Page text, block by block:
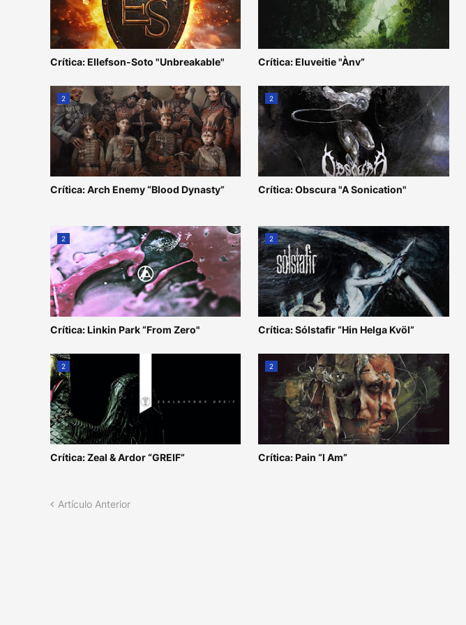
Crítica: Ellefson-Soto "Unbreakable" Crítica: Eluveitie "Ànv”
2
Crítica: Arch Enemy “Blood Dynasty”
2
Crítica: Obscura "A Sonication"
2
Crítica: Linkin Park “From Zero"
2
Crítica: Sólstafir “Hin Helga Kvöl”
2
Crítica: Zeal & Ardor “GREIF”
2
Crítica: Pain “I Am”
Artículo Anterior